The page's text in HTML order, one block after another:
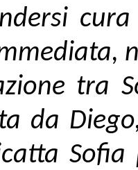
tra
da